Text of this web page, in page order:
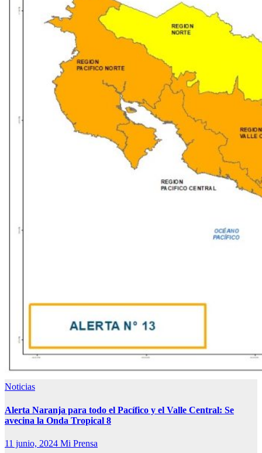
Noticias
Alerta Naranja para todo el Pacífico y el Valle Central: Se
avecina la Onda Tropical 8
11 junio, 2024 Mi Prensa